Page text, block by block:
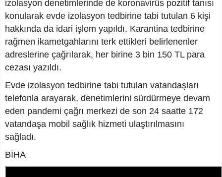
izolasyon denetimlerinde de koronavirüs pozitif tanısı
konularak evde izolasyon tedbirine tabi tutulan 6 kişi
hakkında da idari işlem yapıldı. Karantina tedbirine
rağmen ikametgahlarını terk ettikleri belirlenenler
adreslerine çağrılarak, her birine 3 bin 150 TL para
cezası yazıldı.
Evde izolasyon tedbirine tabi tutulan vatandaşları
telefonla arayarak, denetimlerini sürdürmeye devam
eden pandemi çağrı merkezi de son 24 saatte 172
vatandaşa mobil sağlık hizmeti ulaştırılmasını
sağladı.
BİHA